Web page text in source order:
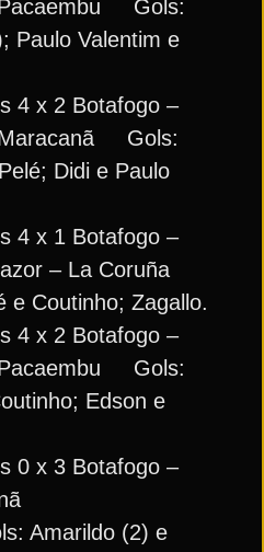
Pacaembu Gols:
Paulo Valentim e
4 x 2 Botafogo –
Maracanã Gols:
Didi e Paulo
4 x 1 Botafogo –
– La Coruña
e Coutinho; Zagallo.
4 x 2 Botafogo –
Pacaembu Gols:
Edson e
0 x 3 Botafogo –
(2) e